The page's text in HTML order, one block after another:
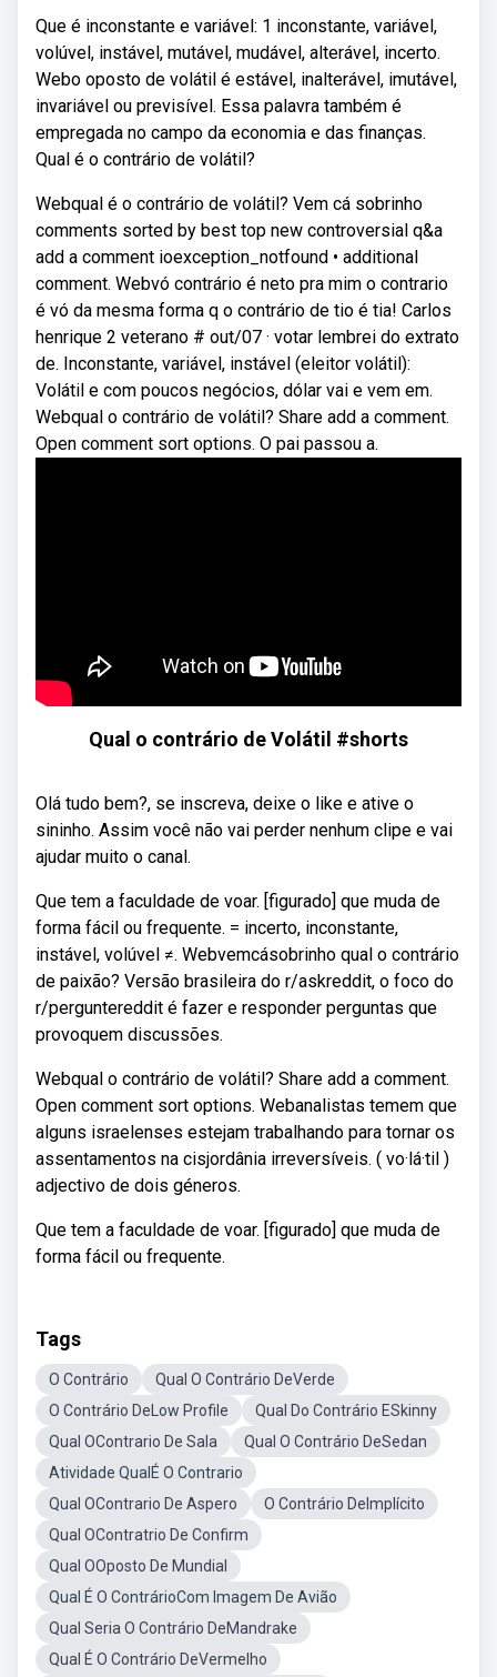
Que é inconstante e variável: 1 inconstante, variável,
volúvel, instável, mutável, mudável, alterável, incerto.
Webo oposto de volátil é estável, inalterável, imutável,
invariável ou previsível. Essa palavra também é
empregada no campo da economia e das finanças.
Qual é o contrário de volátil?
Webqual é o contrário de volátil? Vem cá sobrinho
comments sorted by best top new controversial q&a
add a comment ioexception_notfound • additional
comment. Webvó contrário é neto pra mim o contrario
é vó da mesma forma q o contrário de tio é tia! Carlos
henrique 2 veterano # out/07 · votar lembrei do extrato
de. Inconstante, variável, instável (eleitor volátil):
Volátil e com poucos negócios, dólar vai e vem em.
Webqual o contrário de volátil? Share add a comment.
Open comment sort options. O pai passou a.
Qual o contrário de Volátil #shorts
Olá tudo bem?, se inscreva, deixe o like e ative o
sininho. Assim você não vai perder nenhum clipe e vai
ajudar muito o canal.
Que tem a faculdade de voar. [figurado] que muda de
forma fácil ou frequente. = incerto, inconstante,
instável, volúvel ≠. Webvemcásobrinho qual o contrário
de paixão? Versão brasileira do r/askreddit, o foco do
r/perguntereddit é fazer e responder perguntas que
provoquem discussões.
Webqual o contrário de volátil? Share add a comment.
Open comment sort options. Webanalistas temem que
alguns israelenses estejam trabalhando para tornar os
assentamentos na cisjordânia irreversíveis. ( vo·lá·til )
adjectivo de dois géneros.
Que tem a faculdade de voar. [figurado] que muda de
forma fácil ou frequente.
Tags
O Contrário
Qual O Contrário DeVerde
O Contrário DeLow Profile
Qual Do Contrário ESkinny
Qual OContrario De Sala
Qual O Contrário DeSedan
Atividade QualÉ O Contrario
Qual OContrario De Aspero
O Contrário DeImplícito
Qual OContratrio De Confirm
Qual OOposto De Mundial
Qual É O ContrárioCom Imagem De Avião
Qual Seria O Contrário DeMandrake
Qual É O Contrário DeVermelho